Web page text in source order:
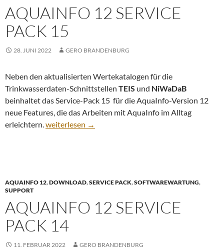
AQUAINFO 12 SERVICE
PACK 15
28. JUNI 2022 GERO BRANDENBURG
Neben den aktualisierten Wertekatalogen für die
Trinkwasserdaten-Schnittstellen TEIS und NiWaDaB
beinhaltet das Service-Pack 15 für die AquaInfo-Version 12
neue Features, die das Arbeiten mit AquaInfo im Alltag
erleichtern.AquaInfo 12 Service Pack 15
weiterlesen →
AQUAINFO 12,DOWNLOAD,SERVICE PACK,SOFTWAREWARTUNG,
SUPPORT
AQUAINFO 12 SERVICE
PACK 14
11. FEBRUAR 2022 GERO BRANDENBURG